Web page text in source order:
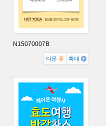
N15070007B
다운 확대